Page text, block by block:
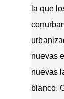
la que
nuevas
nuevas
blanco.